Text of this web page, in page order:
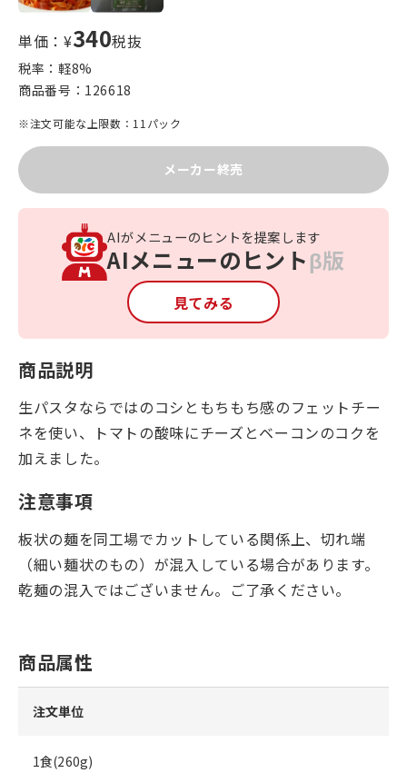
単価：¥340税抜
税率：軽8%
商品番号： 126618
※注文可能な上限数：11パック
メーカー終売
AIがメニューのヒントを提案します
AIメニューのヒントβ版
見てみる
商品説明
生パスタならではのコシともちもち感のフェットチー
ネを使い、トマトの酸味にチーズとベーコンのコクを
加えました。
注意事項
板状の麺を同工場でカットしている関係上、切れ端
（細い麺状のもの）が混入している場合があります。
乾麺の混入ではございません。ご了承ください。
商品属性
注文単位
1食(260g)